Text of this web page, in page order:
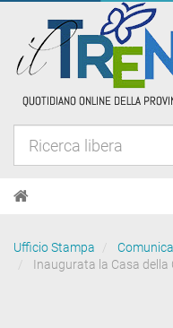
Ufficio Stampa
Inaugurata la Casa della